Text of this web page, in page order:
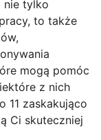
nie tylko
to także
mogą pomóc
z nich
11 zaskakująco
Ci skuteczniej